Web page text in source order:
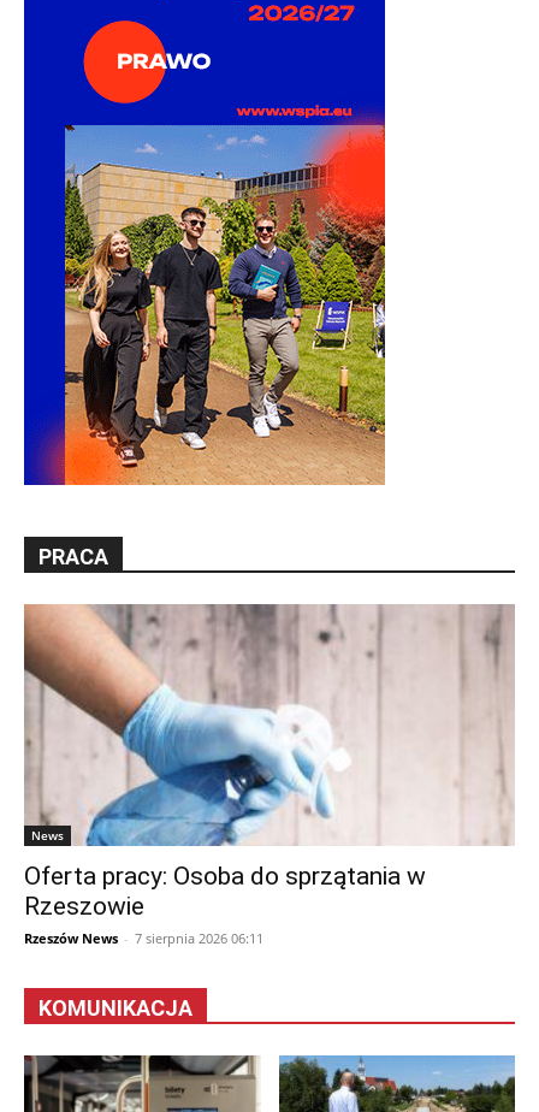
PRACA
News
Oferta pracy: Osoba do sprzątania w
Rzeszowie
Rzeszów News - 7 sierpnia 2026 06:11
KOMUNIKACJA